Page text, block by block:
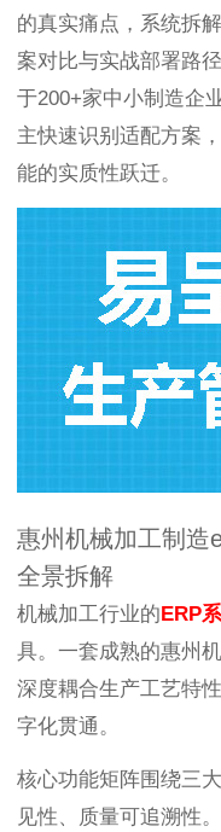
的真实痛点，系统拆
案对比与实战部署路
于200+家中小制造企
主快速识别适配方案
能的实质性跃迁。
惠州机械加工制造
全景拆解
机械加工行业的ERP
具。一套成熟的惠州
深度耦合生产工艺特
字化贯通。
核心功能矩阵围绕三
见性、质量可追溯性